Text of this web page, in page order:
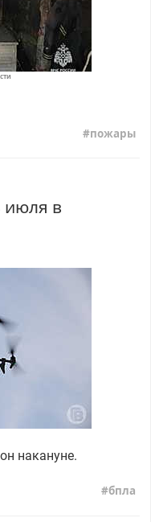
пожары
июля в
накануне.
бпла